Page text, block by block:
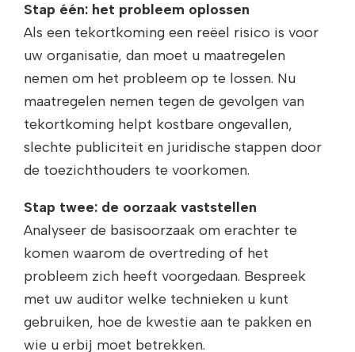
Stap één: het probleem oplossen
Als een tekortkoming een reëel risico is voor
uw organisatie, dan moet u maatregelen
nemen om het probleem op te lossen. Nu
maatregelen nemen tegen de gevolgen van
tekortkoming helpt kostbare ongevallen,
slechte publiciteit en juridische stappen door
de toezichthouders te voorkomen.
Stap twee: de oorzaak vaststellen
Analyseer de basisoorzaak om erachter te
komen waarom de overtreding of het
probleem zich heeft voorgedaan. Bespreek
met uw auditor welke technieken u kunt
gebruiken, hoe de kwestie aan te pakken en
wie u erbij moet betrekken.